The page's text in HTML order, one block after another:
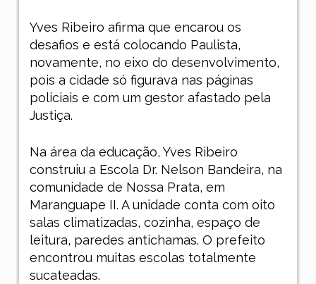
Yves Ribeiro afirma que encarou os
desafios e está colocando Paulista,
novamente, no eixo do desenvolvimento,
pois a cidade só figurava nas páginas
policiais e com um gestor afastado pela
Justiça.
Na área da educação, Yves Ribeiro
construiu a Escola Dr. Nelson Bandeira, na
comunidade de Nossa Prata, em
Maranguape II. A unidade conta com oito
salas climatizadas, cozinha, espaço de
leitura, paredes antichamas. O prefeito
encontrou muitas escolas totalmente
sucateadas.